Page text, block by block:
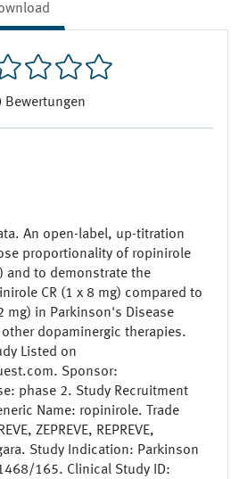
Bewertungen
An open-label, up-titration
proportionality of ropinirole
and to demonstrate the
CR (1 x 8 mg) compared to
mg) in Parkinson's Disease
dopaminergic therapies.
Listed on
Sponsor:
phase 2. Study Recruitment
Name: ropinirole. Trade
ZEPREVE, REPREVE,
Study Indication: Parkinson
165. Clinical Study ID: